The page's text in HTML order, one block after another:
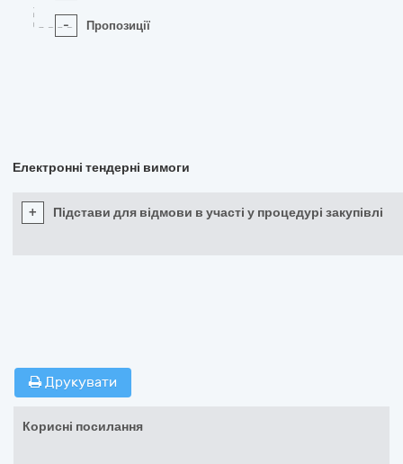
- Пропозиції
Електронні тендерні вимоги
+ Підстави для відмови в участі у процедурі закупівлі
Друкувати
Корисні посилання